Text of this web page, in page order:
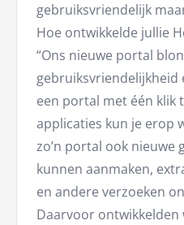
gebruiksvriendelijk
Hoe ontwikkelde jullie
“Ons nieuwe portal
gebruiksvriendelijkheid
een portal met één klik
applicaties kun je erop
zo’n portal ook nieuwe
kunnen aanmaken,
en andere verzoeken
Daarvoor ontwikkelden